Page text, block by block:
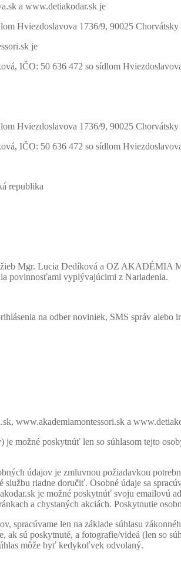
a www.detiakodar.sk je
Hviezdoslavova 1736/9, 90025 Chorvátsky
je
IČO: 50 636 472 so sídlom
Hviezdoslavova 1736/9, 90025 Chorvátsky
IČO: 50 636 472 so sídlom
republika
Mgr. Lucia Dedíková a OZ AKADÉMIA
povinnosťami vyplývajúcimi z Nariadenia.
na odber noviniek, SMS správ
www.akademiamontessori.sk a
možné poskytnúť len so súhlasom tejto
údajov je zmluvnou požiadavkou
riadne doručiť. Osobné údaje sa
je možné poskytnúť svoju emailovú
a chystaných akciách. Poskytnutie
spracúvame len na základe súhlasu
ak sú poskytnuté, a fotografie/videá (len so
môže byť kedykoľvek odvolaný.